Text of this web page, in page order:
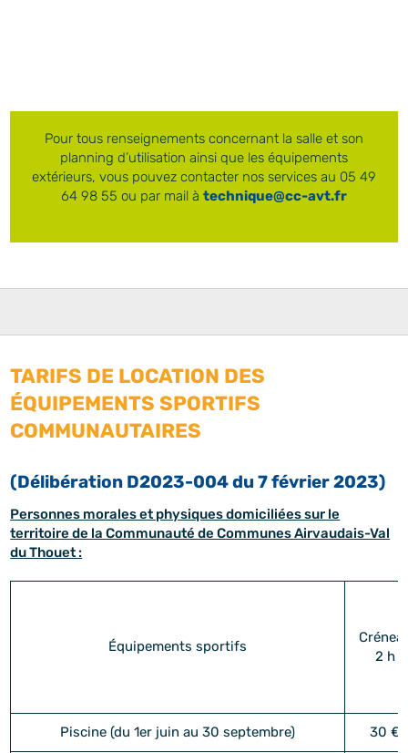
Pour tous renseignements concernant la salle et son
planning d’utilisation ainsi que les équipements
extérieurs, vous pouvez contacter nos services au 05 49
64 98 55 ou par mail à technique@cc-avt.fr
TARIFS DE LOCATION DES
ÉQUIPEMENTS SPORTIFS
COMMUNAUTAIRES
(Délibération D2023-004 du 7 février 2023)
Personnes morales et physiques domiciliées sur le
territoire de la Communauté de Communes Airvaudais-Val
du Thouet :
Équipements sportifs
2 h
Piscine (du 1er juin au 30 septembre) 30 €